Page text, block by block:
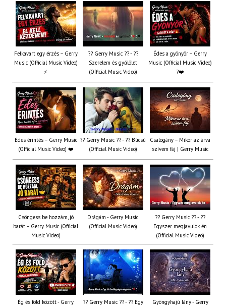
Felkavart egy érzés – Gerry
Music (Official Music Video)
⚡
?? Gerry Music ?? - ??
Szerelem és gyűlölet
(Official Music Video)
Édes a gyönyör – Gerry
Music (Official Music Video)
?❤️
Édes érintés – Gerry Music
(Official Music Video) ❤️
?? Gerry Music ?? - ?? Búcsú
(Official Music Video)
Csalogány – Mikor az árva
szívem fáj | Gerry Music
Csöngess be hozzám, jó
barát – Gerry Music (Official
Music Video)
Drágám - Gerry Music
(Official Music Video)
?? Gerry Music ?? - ??
Egyszer megjavulok én
(Official Music Video)
Ég és föld között - Gerry
?? Gerry Music ?? - ?? Egy
Gyöngyhajú lány - Gerry